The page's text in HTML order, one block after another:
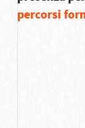
percorsi